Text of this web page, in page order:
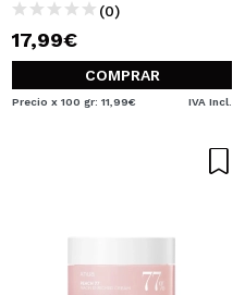
(0)
17,99€
COMPRAR
Precio x 100 gr: 11,99€ IVA Incl.